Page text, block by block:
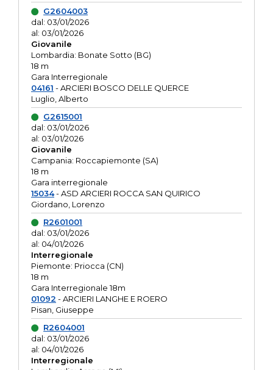
G2604003
dal: 03/01/2026
al: 03/01/2026
Giovanile
Lombardia: Bonate Sotto (BG)
18 m
Gara Interregionale
04161 - ARCIERI BOSCO DELLE QUERCE
Luglio, Alberto
G2615001
dal: 03/01/2026
al: 03/01/2026
Giovanile
Campania: Roccapiemonte (SA)
18 m
Gara interregionale
15034- ASD ARCIERI ROCCA SAN QUIRICO
Giordano, Lorenzo
R2601001
dal: 03/01/2026
al: 04/01/2026
Interregionale
Piemonte: Priocca (CN)
18 m
Gara Interregionale 18m
01092 - ARCIERI LANGHE E ROERO
Pisan, Giuseppe
R2604001
dal: 03/01/2026
al: 04/01/2026
Interregionale